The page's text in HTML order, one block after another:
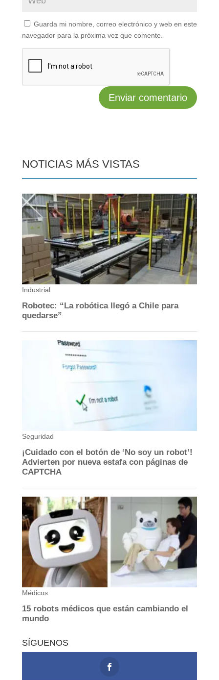
Guarda mi nombre, correo electrónico y web en este
navegador para la próxima vez que comente.
NOTICIAS MÁS VISTAS
SÍGUENOS